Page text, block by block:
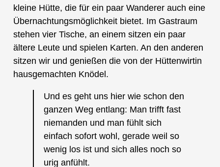
kleine Hütte, die für ein paar Wanderer auch eine
Übernachtungsmöglichkeit bietet. Im Gastraum
stehen vier Tische, an einem sitzen ein paar
ältere Leute und spielen Karten. An den anderen
sitzen wir und genießen die von der Hüttenwirtin
hausgemachten Knödel.
Und es geht uns hier wie schon den
ganzen Weg entlang: Man trifft fast
niemanden und man fühlt sich
einfach sofort wohl, gerade weil so
wenig los ist und sich alles noch so
urig anfühlt.